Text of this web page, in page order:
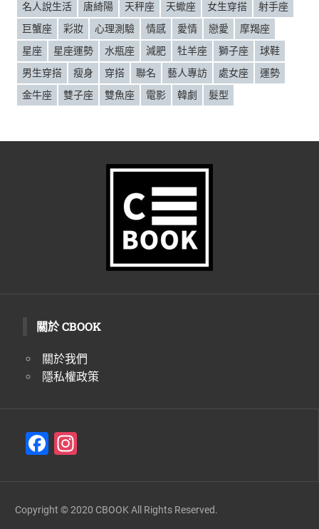
名人說生活
唐綺陽 天秤座 天蠍座 女生穿搭
射手座
巨蟹座
彩妝 心理測驗 情感 愛情 戀愛
摩羯座
星座
星座運勢 水瓶座 減肥 牡羊座 獅子座
球鞋
男生穿搭
瘦身 穿搭 聯名 藝人專訪 處女座
運勢
金牛座
雙子座 雙魚座 電影 韓劇 髮型
關於 CBOOK
關於我們
隱私權政策
F
e
gr
Copyright © 2020 CBOOK All Rights Reserved.